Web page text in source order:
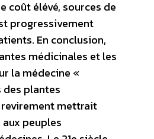
coût élévé, sources de
progressivement
En conclusion,
médicinales et les
la médecine «
des plantes
revirement mettrait
peuples